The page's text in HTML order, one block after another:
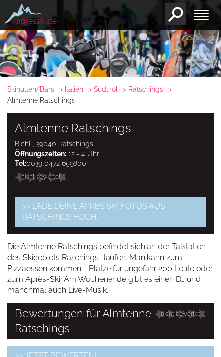
Skihütten/Bars Italien Südtirol
Ratschings
Almtenne Ratschings
Almtenne Ratschings
Bichl , 39040 Ratschings
Öffnungszeiten: 12 - 4 Uhr
Tel:0039 0472 659800
nicht bewertet
>> LADE DEINE APRES SKI FOTOS AUS
RATSCHINGS HOCH.
Die Almtenne Ratschings befindet sich an der Talstation
des Skigebiets Raschings-Jaufen. Man kann zum
Pizzaessen kommen - Plätze für ungefähr 200 Leute oder
zum Après-Ski. Am Wochenende gibt es einen DJ und
manchmal auch Live-Musik.
nicht bewertet
Bewertungen für Almtenne
Ratschings